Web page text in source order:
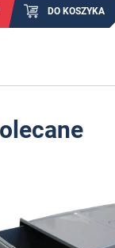
DO KOSZYKA